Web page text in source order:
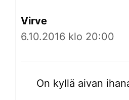
Virve
6.10.2016 klo 20:00
On kyllä aivan